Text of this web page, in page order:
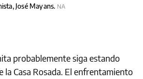
José Mayans. NA
probablemente siga estando
la Casa Rosada. El enfrentamiento